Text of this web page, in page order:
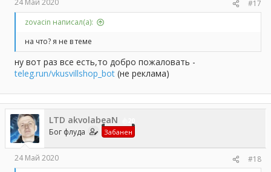
24 Май 2020
#17
zovacin написал(а):
на что? я не в теме
ну вот раз все есть,то добро пожаловать -
teleg.run/vkusvillshop_bot (не реклама)
LTD akvolabeaN
Бог флуда Забанен
24 Май 2020
#18